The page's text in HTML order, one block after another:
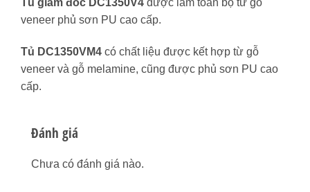
Tủ giám đốc DC1350V4 được làm toàn bộ từ gỗ
veneer phủ sơn PU cao cấp.
Tủ DC1350VM4 có chất liệu được kết hợp từ gỗ
veneer và gỗ melamine, cũng được phủ sơn PU cao
cấp.
Đánh giá
Chưa có đánh giá nào.